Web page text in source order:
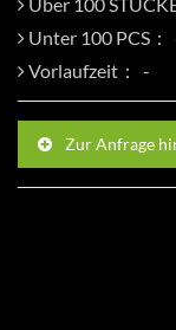
Unter 100 PCS：
Vorlaufzeit：
Zur Anfrage